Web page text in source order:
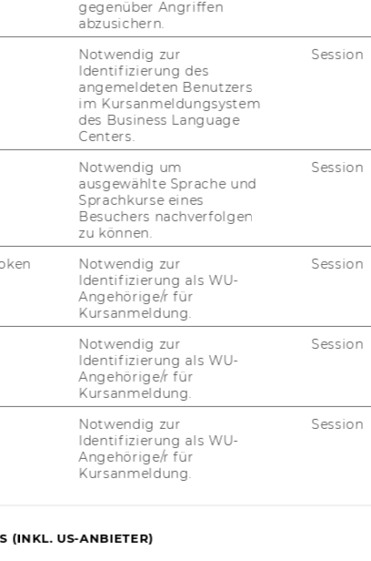
UNSERE SOCIAL MEDIA
KANÄLE
Instagram
gegenüber Angriffen
abzusichern.
Notwendig zur
Identifizierung des
angemeldeten Benutzers
im Kursanmeldungsystem
des Business Language
Centers.
Session
Notwendig um
ausgewählte Sprache und
Sprachkurse eines
Besuchers nachverfolgen
zu können.
Session
Notwendig zur
Identifizierung als WU-
Angehörige/r für
Kursanmeldung.
Session
Notwendig zur
Identifizierung als WU-
Angehörige/r für
Kursanmeldung.
Session
Notwendig zur
Identifizierung als WU-
Angehörige/r für
Kursanmeldung.
Session
(INKL. US-ANBIETER)